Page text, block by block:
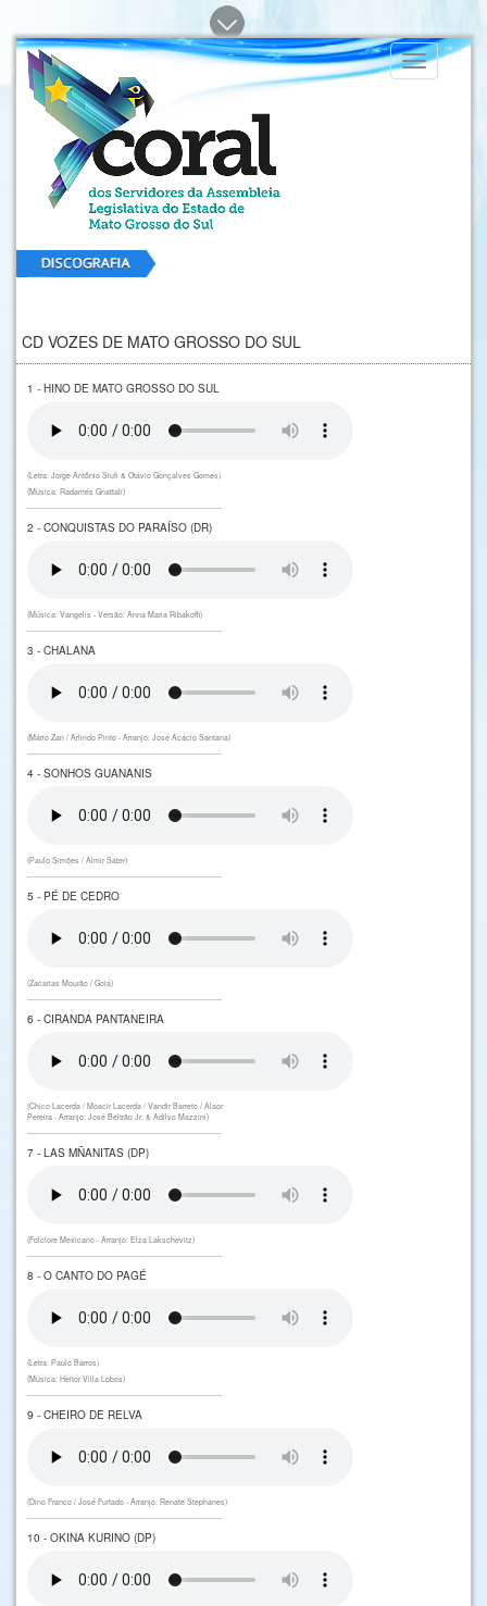
Toggle
navigation
CD VOZES DE MATO GROSSO DO SUL
1 - HINO DE MATO GROSSO DO SUL
(Letra: Jorge Antônio Siufi & Otávio Gonçalves Gomes)
(Música: Radamés Gnattali)
2 - CONQUISTAS DO PARAÍSO (DR)
(Música: Vangelis - Versão: Anna Maria Ribakoffi)
3 - CHALANA
(Mário Zan / Arlindo Pinto - Arranjo: José Acácio Santana)
4 - SONHOS GUANANIS
(Paulo Simões / Almir Sater)
5 - PÉ DE CEDRO
(Zacarias Mourão / Goiá)
6 - CIRANDA PANTANEIRA
(Chico Lacerda / Moacir Lacerda / Vandir Barreto / Alaor
Pereira - Arranjo: José Beltrão Jr. & Adilvo Mazzini)
7 - LAS MÑANITAS (DP)
(Folclore Mexicano - Arranjo: Elza Lakschevitz)
8 - O CANTO DO PAGÉ
(Letra: Paulo Barros)
(Música: Heitor Villa Lobos)
9 - CHEIRO DE RELVA
(Dino Franco / José Furtado - Arranjo: Renate Stephanes)
10 - OKINA KURINO (DP)